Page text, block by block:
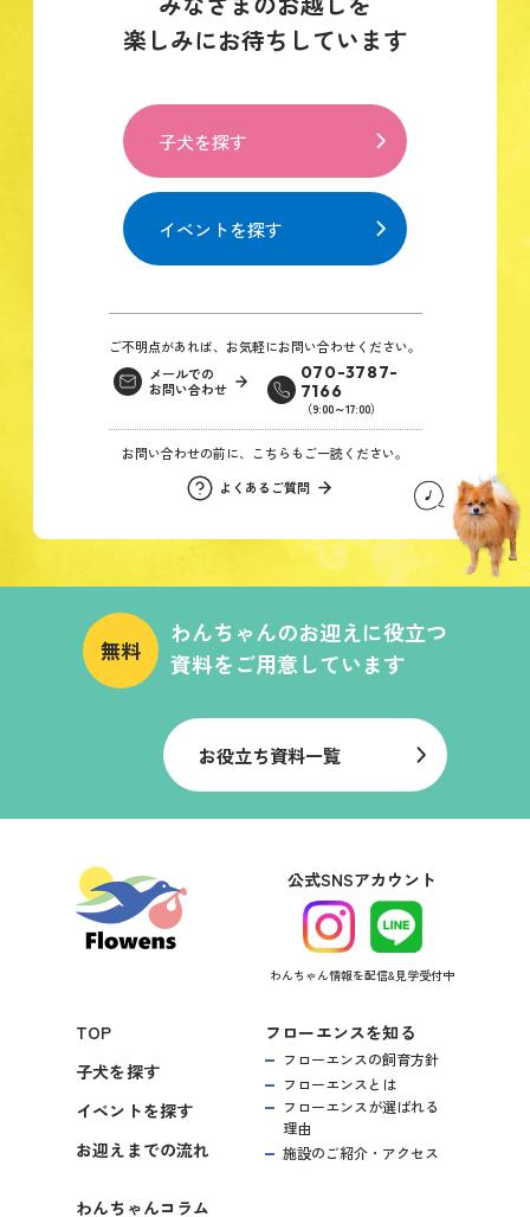
楽しみにお待ちしています
子犬を探す
イベントを探す
ご不明点があれば、お気軽にお問い合わせください。
メールでの
お問い合わせ
070-3787-
7166
（9:00～17:00）
お問い合わせの前に、こちらもご一読ください。
よくあるご質問
無料
わんちゃんのお迎えに役立つ
資料をご用意しています
お役立ち資料一覧
公式SNSアカウント
わんちゃん情報を配信&見学受付中
TOP
子犬を探す
イベントを探す
お迎えまでの流れ
フローエンスを知る
フローエンスの飼育方針
フローエンスとは
フローエンスが選ばれる
理由
施設のご紹介・アクセス
わんちゃんコラム